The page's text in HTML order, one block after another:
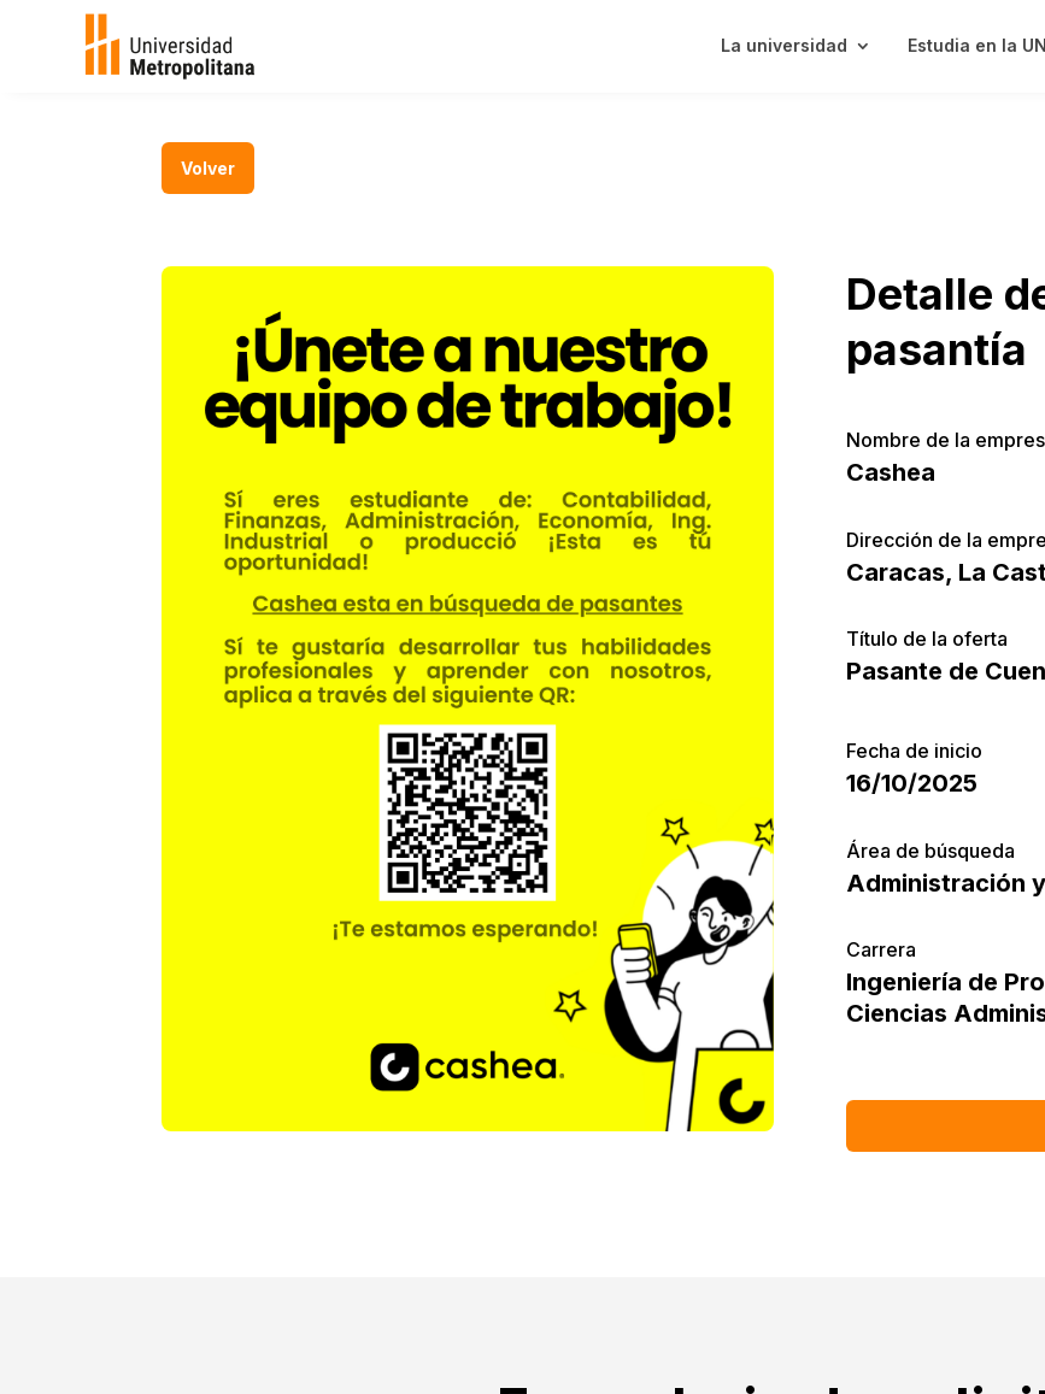
La universidad Estudia en la
Volver
Detalle
pasantía
Nombre de la
Cashea
Dirección de la
Caracas, La
Título de la oferta
Pasante de
Fecha de inicio
16/10/2025
Área de búsqueda
Administración
Carrera
Ingeniería de
Ciencias